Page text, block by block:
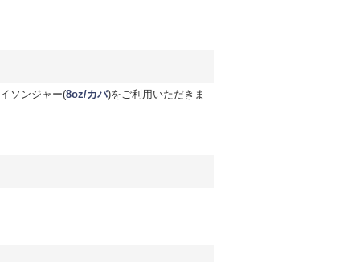
ソンジャー(8oz/カバ)をご利用いただきま